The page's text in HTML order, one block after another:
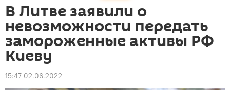
В Литве заявили о
невозможности передать
замороженные активы РФ
Киеву
15:47 02.06.2022